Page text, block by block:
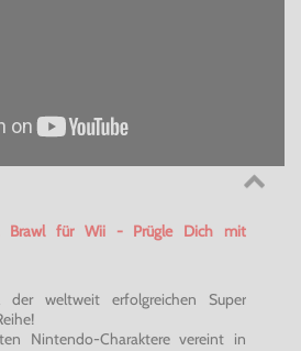
Brawl für Wii - Prügle Dich mit
der weltweit erfolgreichen Super
Nintendo-Charaktere vereint in